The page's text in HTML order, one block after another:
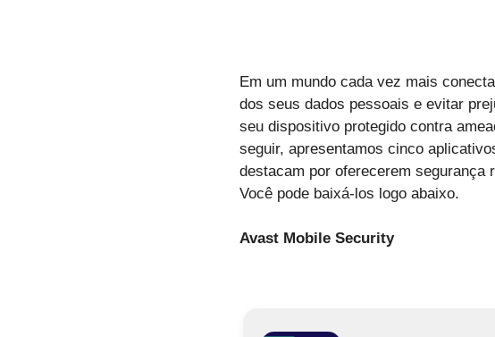
Em um mundo cada vez mais
dos seus dados pessoais e evitar
seu dispositivo protegido contra
seguir, apresentamos cinco
destacam por oferecerem segurança
Você pode baixá-los logo abaixo.
Avast Mobile Security